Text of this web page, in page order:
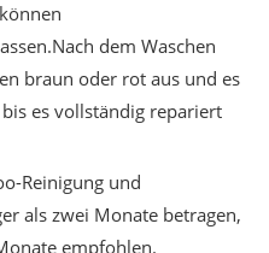
dem Waschen
braun oder rot aus und es
es vollständig repariert
Reinigung und
als zwei Monate betragen,
empfohlen.